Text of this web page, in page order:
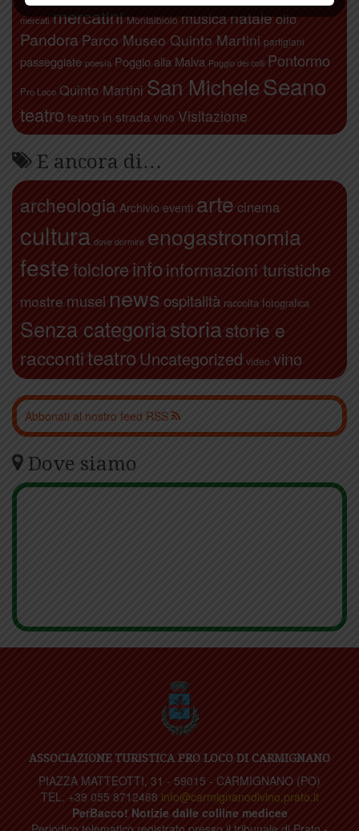
mercati mercatini Montalbiolo musicanataleolio
Pandora Parco Museo Quinto Martini partigiani
passeggiate poesia Poggio alla Malva Poggio dei colli Pontormo
Pro Loco Quinto Martini San MicheleSeano
teatro teatro in strada vino Visitazione
E ancora di…
archeologia Archivio eventi arte cinema
cultura dove dormire enogastronomia
festefolcloreinfo informazioni turistiche
mostre musei news ospitalità raccolta fotografica
Senza categoriastoriastorie e
raccontiteatro Uncategorized video vino
Abbonati al nostro feed RSS
Dove siamo
ASSOCIAZIONE TURISTICA PRO LOCO DI CARMIGNANO
PIAZZA MATTEOTTI, 31 - 59015 - CARMIGNANO (PO)
TEL. +39 055 8712468 info@carmignanodivino.prato.it
PerBacco! Notizie dalle colline medicee